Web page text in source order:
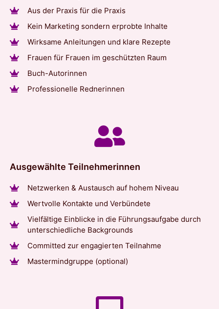
Aus der Praxis für die Praxis
Kein Marketing sondern erprobte Inhalte
Wirksame Anleitungen und klare Rezepte
Frauen für Frauen im geschützten Raum
Buch-Autorinnen
Professionelle Rednerinnen
Ausgewählte Teilnehmerinnen
Netzwerken & Austausch auf hohem Niveau
Wertvolle Kontakte und Verbündete
Vielfältige Einblicke in die Führungsaufgabe durch
unterschiedliche Backgrounds
Committed zur engagierten Teilnahme
Mastermindgruppe (optional)